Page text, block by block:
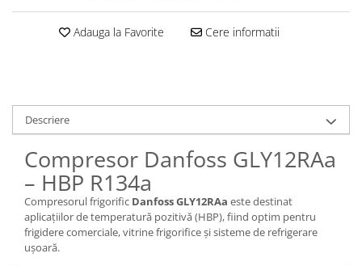
Adauga la Favorite Cere informatii
Descriere
Compresor Danfoss GLY12RAa
– HBP R134a
Compresorul frigorific Danfoss GLY12RAa este destinat
aplicațiilor de temperatură pozitivă (HBP), fiind optim pentru
frigidere comerciale, vitrine frigorifice și sisteme de refrigerare
ușoară.